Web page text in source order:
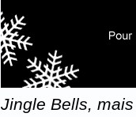
Jingle Bells,